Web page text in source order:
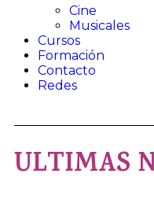
Cine​
Musicales​
Cursos
Formación
Contacto
Redes
ULTIMAS